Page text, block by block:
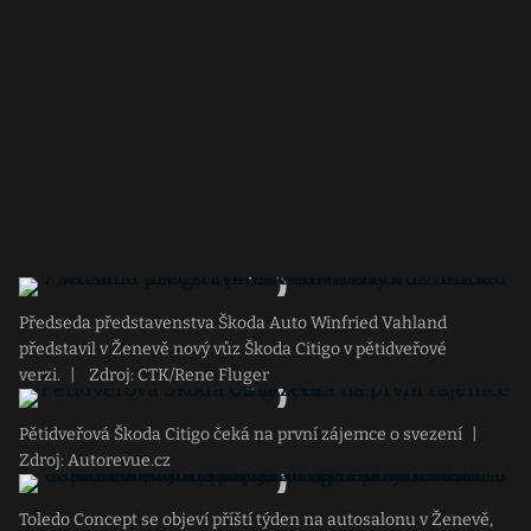
Předseda představenstva Škoda Auto Winfried Vahland
představil v Ženevě nový vůz Škoda Citigo v pětidveřové
verzi.
Zdroj: CTK/Rene Fluger
Pětidveřová Škoda Citigo čeká na první zájemce o svezení
Zdroj: Autorevue.cz
Toledo Concept se objeví příští týden na autosalonu v Ženevě,